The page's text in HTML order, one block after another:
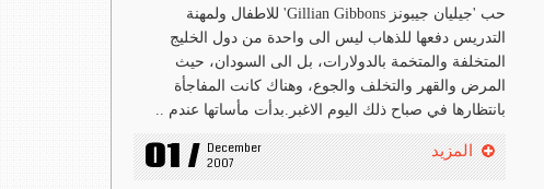
حب 'جيليان جيبونز Gillian Gibbons' للاطفال ولمهنة
التدريس دفعها للذهاب ليس الى واحدة من دول الخليج
المتخلفة والمتخمة بالدولارات، بل الى السودان، حيث
المرض والقهر والتخلف والجوع، وهناك كانت المفاجأة
بانتظارها في صباح ذلك اليوم الاغبر.بدأت مأساتها عندم ..
01 / December
2007
المزيد